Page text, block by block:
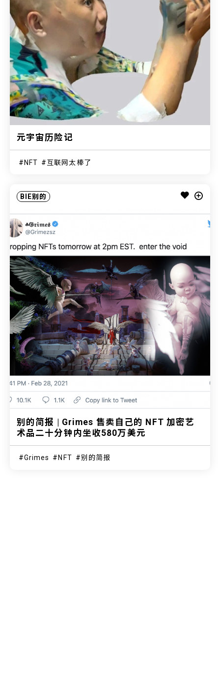
元宇宙历险记
NFT 互联网太棒了
BIE别的
别的简报 | Grimes 售卖自己的 NFT 加密艺
术品二十分钟内坐收580万美元
Grimes NFT 别的简报